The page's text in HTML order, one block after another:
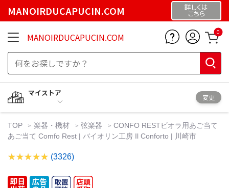
MANOIRDUCAPUCIN.COM 詳しくは
こちら
MANOIRDUCAPUCIN.COM 0
マイストア
変更
TOP 楽器・機材 弦楽器
CONFO RESTビオラ用あご当て
あご当て Comfo Rest | バイオリン工房 Il Conforto | 川崎市
(3326)